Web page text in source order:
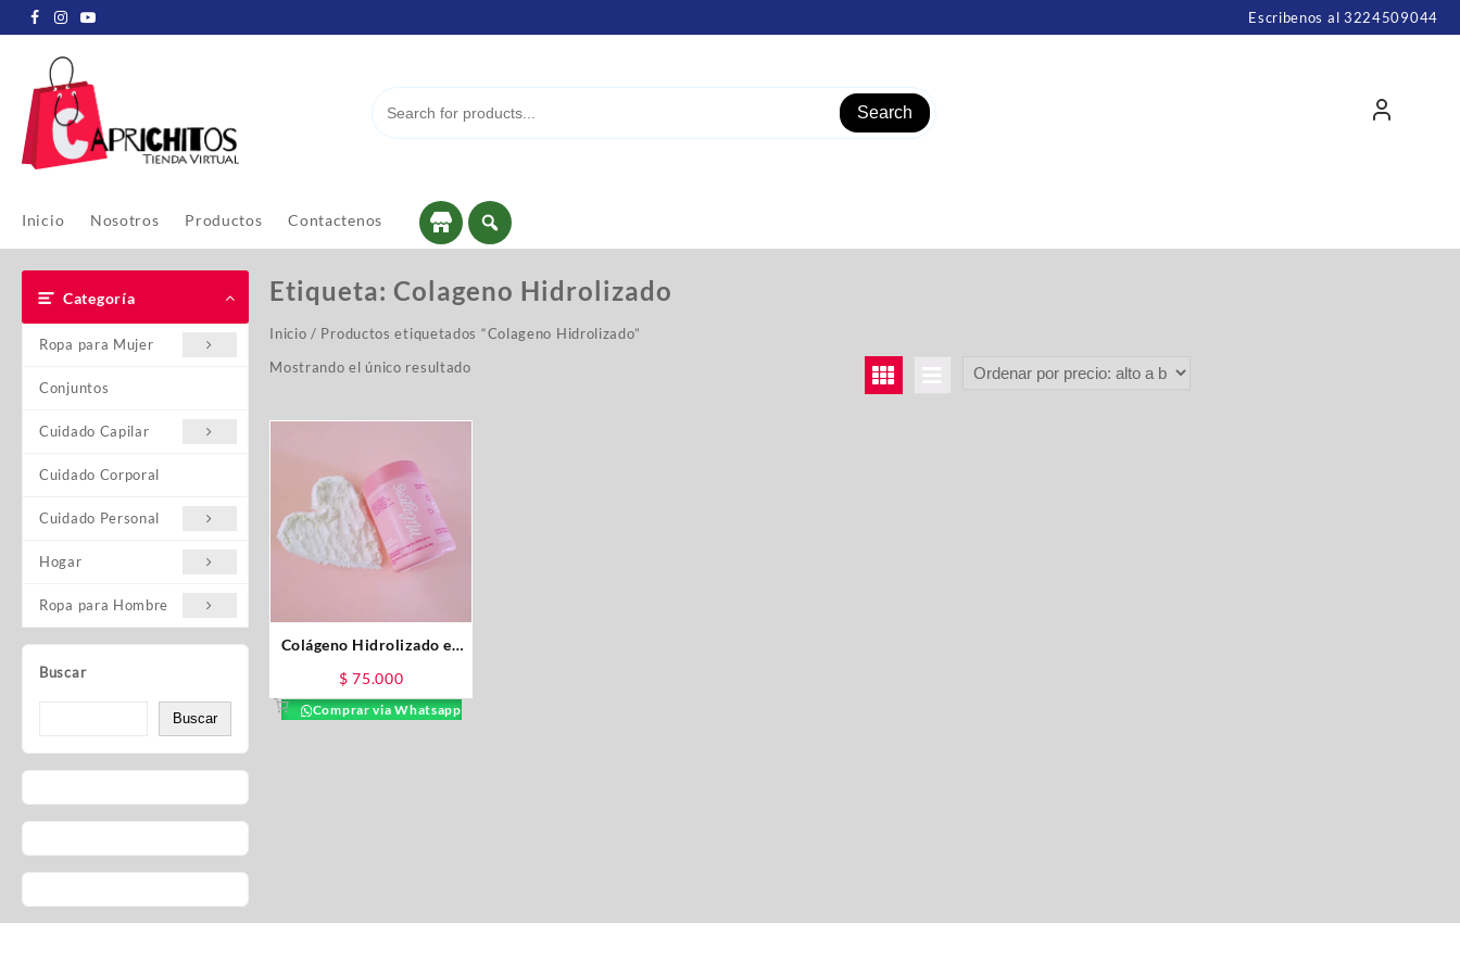
Escribenos al 3224509044
Search
Inicio Nosotros Productos Contactenos
Categoría
Ropa para Mujer
Conjuntos
Cuidado Capilar
Cuidado Corporal
Cuidado Personal
Hogar
Ropa para Hombre
Buscar
Buscar
Etiqueta:Colageno Hidrolizado
Inicio / Productos etiquetados “Colageno Hidrolizado”
Mostrando el único resultado
Colágeno Hidrolizado en
$ 75.000
Comprar via Whatsapp